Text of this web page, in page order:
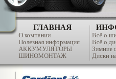
ГЛАВНАЯ
О компании
Полезная информация
АККУМУЛЯТОРЫ
ШИНОМОНТАЖ
Всё о
Всё о
Зимние
Диски